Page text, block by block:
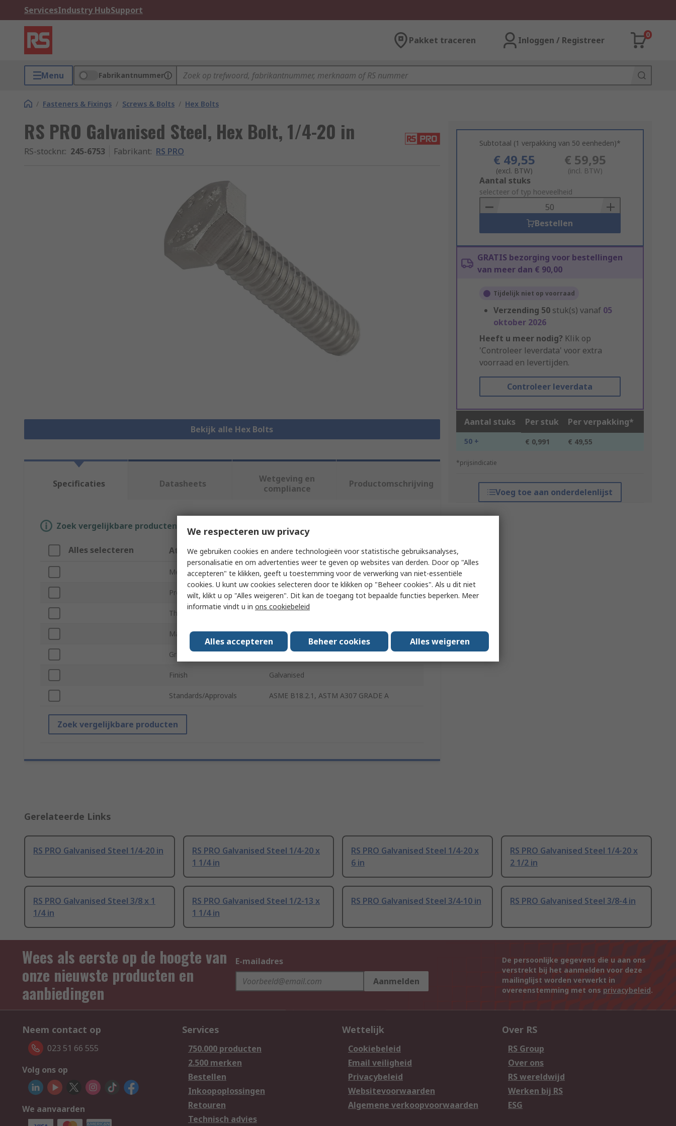
ServicesIndustry HubSupport
Pakket traceren Inloggen / Registreer
0
Menu Fabrikantnummer
/ Fasteners & Fixings / Screws & Bolts / Hex Bolts
RS PRO Galvanised Steel, Hex Bolt, 1/4-20 in
RS-stocknr.: 245-6753 Fabrikant: RS PRO
Bekijk alle Hex Bolts
Subtotaal (1 verpakking van 50 eenheden)*
€ 49,55
(excl. BTW)
€ 59,95
(incl. BTW)
Add
to
Basket
Aantal stuks
selecteer of typ hoeveelheid
Bestellen
GRATIS bezorging voor bestellingen
van meer dan € 90,00
Tijdelijk niet op voorraad
Verzending 50 stuk(s) vanaf 05
oktober 2026
Heeft u meer nodig? Klik op
'Controleer leverdata' voor extra
voorraad en levertijden.
Controleer leverdata
Aantal stuks Per stuk Per verpakking*
50 + € 0,991 € 49,55
*prijsindicatie
Voeg toe aan onderdelenlijst
Specificaties Datasheets
Wetgeving en
compliance
Productomschrijving
Zoek vergelijkbare producten door een of meer kenmerken te selecteren.
Alles selecteren Attribuut Waarde
Merk RS PRO
Product Type Hex Bolt
Thread 1/4-20 in
Material Steel
Grade A
Finish Galvanised
Standards/Approvals ASME B18.2.1, ASTM A307 GRADE A
Zoek vergelijkbare producten
Gerelateerde Links
RS PRO Galvanised Steel 1/4-20 in
RS PRO Galvanised Steel 1/4-20 x
1 1/4 in
RS PRO Galvanised Steel 1/4-20 x
6 in
RS PRO Galvanised Steel 1/4-20 x
2 1/2 in
RS PRO Galvanised Steel 3/8 x 1
1/4 in
RS PRO Galvanised Steel 1/2-13 x
1 1/4 in
RS PRO Galvanised Steel 3/4-10 in RS PRO Galvanised Steel 3/8-4 in
Wees als eerste op de hoogte van
onze nieuwste producten en
aanbiedingen
E-mailadres
Aanmelden
De persoonlijke gegevens die u aan ons
verstrekt bij het aanmelden voor deze
mailinglijst worden verwerkt in
overeenstemming met ons privacybeleid.
Neem contact op
023 51 66 555
Volg ons op
We aanvaarden
Services
750.000 producten
2.500 merken
Bestellen
Inkoopoplossingen
Retouren
Technisch advies
Wettelijk
Cookiebeleid
Email veiligheid
Privacybeleid
Websitevoorwaarden
Algemene verkoopvoorwaarden
Over RS
RS Group
Over ons
RS wereldwijd
Werken bij RS
ESG
We respecteren uw privacy
We gebruiken cookies en andere technologieën voor statistische gebruiksanalyses,
personalisatie en om advertenties weer te geven op websites van derden. Door op "Alles
accepteren" te klikken, geeft u toestemming voor de verwerking van niet-essentiële
cookies. U kunt uw cookies selecteren door te klikken op "Beheer cookies". Als u dit niet
wilt, klikt u op "Alles weigeren". Dit kan de toegang tot bepaalde functies beperken. Meer
informatie vindt u in ons cookiebeleid
Alles accepteren Beheer cookies Alles weigeren